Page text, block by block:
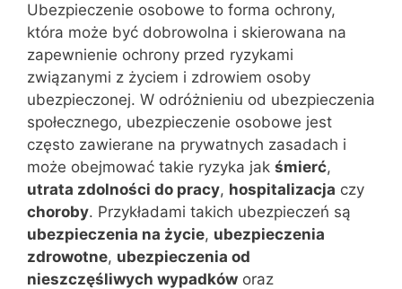
Ubezpieczenie osobowe to forma ochrony,
która może być dobrowolna i skierowana na
zapewnienie ochrony przed ryzykami
związanymi z życiem i zdrowiem osoby
ubezpieczonej. W odróżnieniu od ubezpieczenia
społecznego, ubezpieczenie osobowe jest
często zawierane na prywatnych zasadach i
może obejmować takie ryzyka jak śmierć,
utrata zdolności do pracy, hospitalizacja czy
choroby. Przykładami takich ubezpieczeń są
ubezpieczenia na życie, ubezpieczenia
zdrowotne, ubezpieczenia od
nieszczęśliwych wypadków oraz